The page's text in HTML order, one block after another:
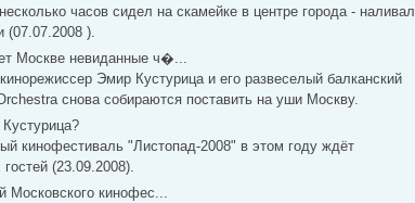
часов сидел на скамейке в центре города - наливал
(07.07.2008 ).
Москве невиданные ч�...
Эмир Кустурица и его развеселый балканский
снова собираются поставить на уши Москву.
кинофестиваль "Листопад-2008" в этом году ждёт
(23.09.2008).
Московского кинофес...